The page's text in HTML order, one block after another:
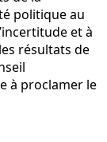
politique au
et à
résultats de
à proclamer le